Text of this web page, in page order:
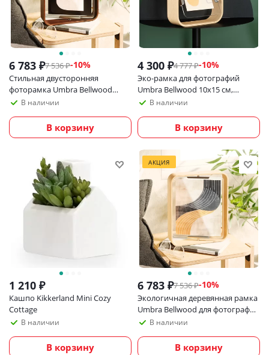
6 783 ₽7 536₽-10%
Стильная двусторонняя
фоторамка Umbra Bellwood
20х25 см, темное дерево
В наличии
В корзину
4 300 ₽4 777₽-10%
Эко-рамка для фотографий
Umbra Bellwood 10х15 см,
светлое дерево
В наличии
В корзину
1 210 ₽
Кашпо Kikkerland Mini Cozy
Cottage
В наличии
В корзину
АКЦИЯ
6 783 ₽7 536₽-10%
Экологичная деревянная рамка
Umbra Bellwood для фотографий
20х25 см, светлое дерево
В наличии
В корзину